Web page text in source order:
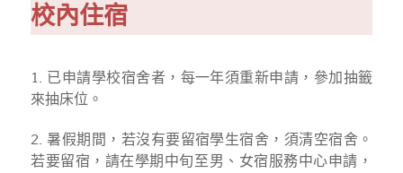
校內住宿
1. 已申請學校宿舍者，每一年須重新申請，參加抽籤
來抽床位。
2. 暑假期間，若沒有要留宿學生宿舍，須清空宿舍。
若要留宿，請在學期中旬至男、女宿服務中心申請，